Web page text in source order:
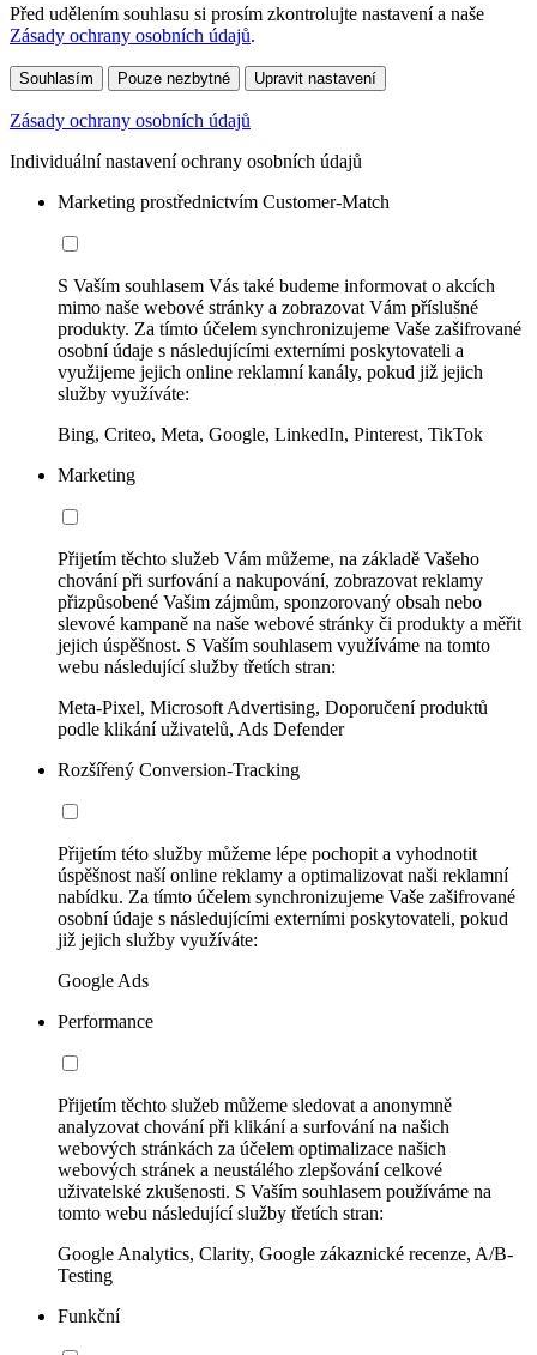
Před udělením souhlasu si prosím zkontrolujte nastavení a naše
Zásady ochrany osobních údajů.
Souhlasím Pouze nezbytné Upravit nastavení
Zásady ochrany osobních údajů
Individuální nastavení ochrany osobních údajů
Marketing prostřednictvím Customer-Match
S Vaším souhlasem Vás také budeme informovat o akcích
mimo naše webové stránky a zobrazovat Vám příslušné
produkty. Za tímto účelem synchronizujeme Vaše zašifrované
osobní údaje s následujícími externími poskytovateli a
využijeme jejich online reklamní kanály, pokud již jejich
služby využíváte:
Bing, Criteo, Meta, Google, LinkedIn, Pinterest, TikTok
Marketing
Přijetím těchto služeb Vám můžeme, na základě Vašeho
chování při surfování a nakupování, zobrazovat reklamy
přizpůsobené Vašim zájmům, sponzorovaný obsah nebo
slevové kampaně na naše webové stránky či produkty a měřit
jejich úspěšnost. S Vaším souhlasem využíváme na tomto
webu následující služby třetích stran:
Meta-Pixel, Microsoft Advertising, Doporučení produktů
podle klikání uživatelů, Ads Defender
Rozšířený Conversion-Tracking
Přijetím této služby můžeme lépe pochopit a vyhodnotit
úspěšnost naší online reklamy a optimalizovat naši reklamní
nabídku. Za tímto účelem synchronizujeme Vaše zašifrované
osobní údaje s následujícími externími poskytovateli, pokud
již jejich služby využíváte:
Google Ads
Performance
Přijetím těchto služeb můžeme sledovat a anonymně
analyzovat chování při klikání a surfování na našich
webových stránkách za účelem optimalizace našich
webových stránek a neustálého zlepšování celkové
uživatelské zkušenosti. S Vaším souhlasem používáme na
tomto webu následující služby třetích stran:
Google Analytics, Clarity, Google zákaznické recenze, A/B-
Testing
Funkční